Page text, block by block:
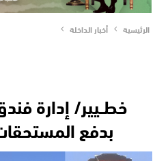
الرئيسية أخبار الداخلة
خطــيير/ إدارة
بدفع